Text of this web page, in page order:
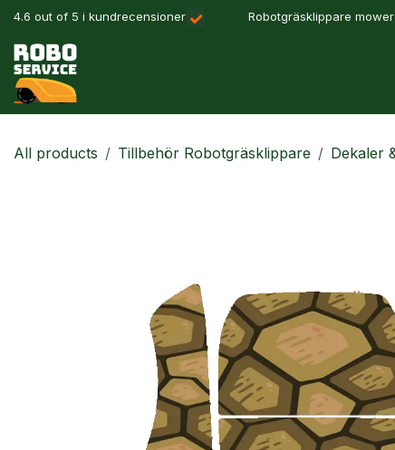
Hoppa till innehåll
4.6 out of 5 i kundrecensioner Robotgräsklippare
Våra produkter
All products Tillbehör Robotgräsklippare Dekaler